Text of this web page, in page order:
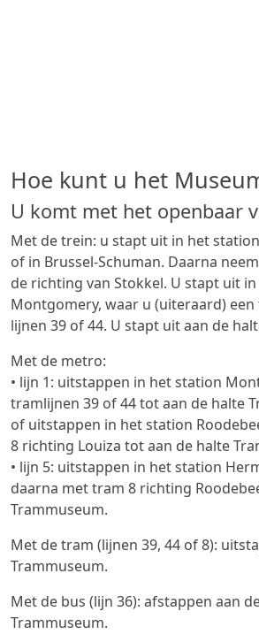
Hoe kunt u het
U komt met het openbaar
Met de trein: u stapt uit in het
of in Brussel-Schuman. Daarna
de richting van Stokkel. U stapt uit
Montgomery, waar u (uiteraard)
lijnen 39 of 44. U stapt uit aan de
Met de metro:
• lijn 1: uitstappen in het station
tramlijnen 39 of 44 tot aan de halte
of uitstappen in het station
8 richting Louiza tot aan de halte
• lijn 5: uitstappen in het station
daarna met tram 8 richting
Trammuseum.
Met de tram (lijnen 39, 44 of 8):
Trammuseum.
Met de bus (lijn 36): afstappen aan
Trammuseum.